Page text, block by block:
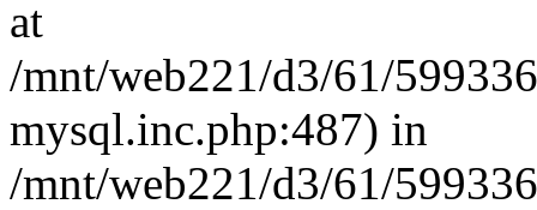
at
/mnt/web221/d3/61/
mysql.inc.php:487) in
/mnt/web221/d3/61/